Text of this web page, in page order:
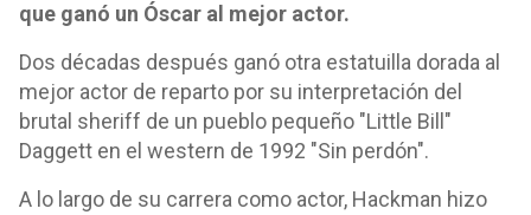
que ganó un Óscar al mejor actor.
Dos décadas después ganó otra estatuilla dorada al
mejor actor de reparto por su interpretación del
brutal sheriff de un pueblo pequeño "Little Bill"
Daggett en el western de 1992 "Sin perdón".
A lo largo de su carrera como actor, Hackman hizo